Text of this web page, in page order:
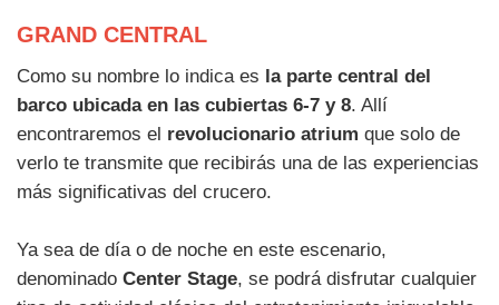
GRAND CENTRAL
Como su nombre lo indica es la parte central del
barco ubicada en las cubiertas 6-7 y 8. Allí
encontraremos el revolucionario atrium que solo de
verlo te transmite que recibirás una de las experiencias
más significativas del crucero.
Ya sea de día o de noche en este escenario,
denominado Center Stage, se podrá disfrutar cualquier